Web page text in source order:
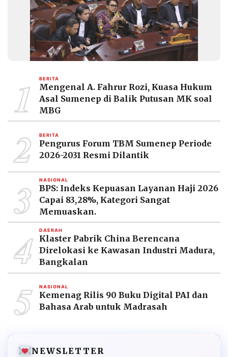
1 BERITA
Mengenal A. Fahrur Rozi, Kuasa Hukum
Asal Sumenep di Balik Putusan MK soal
MBG
2 BERITA
Pengurus Forum TBM Sumenep Periode
2026-2031 Resmi Dilantik
3 NASIONAL
BPS: Indeks Kepuasan Layanan Haji 2026
Capai 83,28%, Kategori Sangat
Memuaskan.
4 DAERAH
Klaster Pabrik China Berencana
Direlokasi ke Kawasan Industri Madura,
Bangkalan
5 NASIONAL
Kemenag Rilis 90 Buku Digital PAI dan
Bahasa Arab untuk Madrasah
NEWSLETTER